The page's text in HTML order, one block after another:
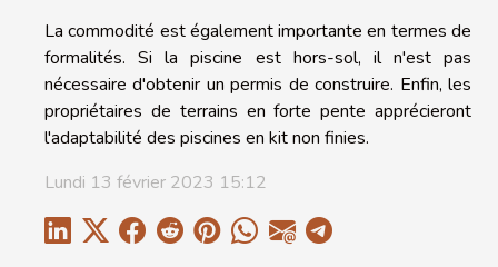
La commodité est également importante en termes de
formalités. Si la piscine est hors-sol, il n'est pas
nécessaire d'obtenir un permis de construire. Enfin, les
propriétaires de terrains en forte pente apprécieront
l'adaptabilité des piscines en kit non finies.
Lundi 13 février 2023 15:12